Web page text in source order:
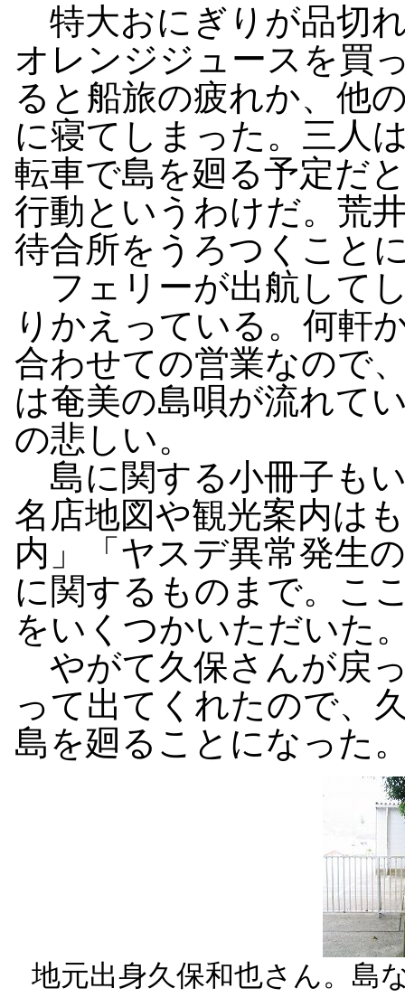
特大おにぎりが品切
オレンジジュースを買
ると船旅の疲れか、他
に寝てしまった。三人
転車で島を廻る予定だ
行動というわけだ。荒
待合所をうろつくこと
フェリーが出航して
りかえっている。何軒
合わせての営業なので
は奄美の島唄が流れて
の悲しい。
島に関する小冊子も
名店地図や観光案内は
内」「ヤスデ異常発生
に関するものまで。こ
をいくつかいただいた
やがて久保さんが戻
って出てくれたので、
島を廻ることになった
地元出身久保和也さん。島